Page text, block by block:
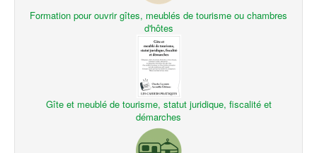
Formation pour ouvrir gîtes, meublés de tourisme ou chambres
d'hôtes
Gîte et meublé de tourisme, statut juridique, fiscalité et
démarches